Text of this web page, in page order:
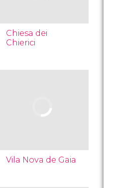
Chiesa dei
Chierici
Vila Nova de Gaia